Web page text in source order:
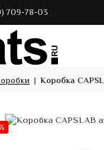
709-78-03
Коробка